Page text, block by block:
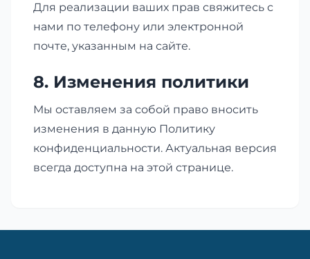
Для реализации ваших прав свяжитесь с
нами по телефону или электронной
почте, указанным на сайте.
8. Изменения политики
Мы оставляем за собой право вносить
изменения в данную Политику
конфиденциальности. Актуальная версия
всегда доступна на этой странице.